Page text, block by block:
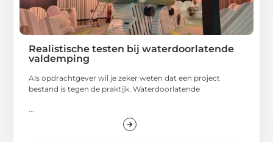
Realistische testen bij waterdoorlatende
valdemping
Als opdrachtgever wil je zeker weten dat een project
bestand is tegen de praktijk. Waterdoorlatende